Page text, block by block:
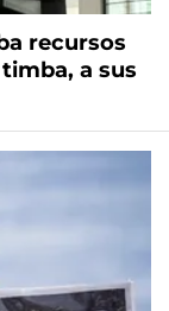
recursos
a sus